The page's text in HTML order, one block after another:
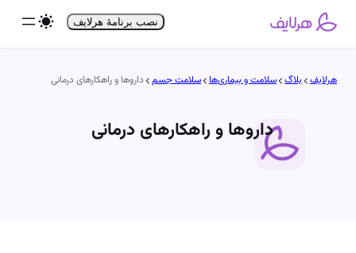
نصب برنامۀ هرلایف
هرلایف بلاگ سلامت و بیماری‌ها سلامت جسم داروها و راهکارهای درمانی
داروها و راهکارهای درمانی